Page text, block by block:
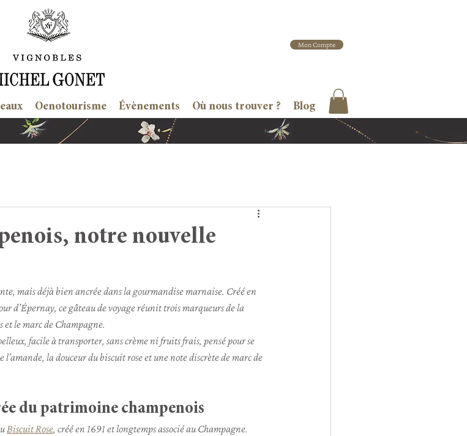
Mon Compte
Oenotourisme Évènements Où nous trouver ? Blog
notre nouvelle
mais déjà bien ancrée dans la gourmandise marnaise. Créé en
d’Épernay, ce gâteau de voyage réunit trois marqueurs de la
et le marc de Champagne.
facile à transporter, sans crème ni fruits frais, pensé pour se
la douceur du biscuit rose et une note discrète de marc de
du patrimoine champenois
Biscuit Rose, créé en 1691 et longtemps associé au Champagne.